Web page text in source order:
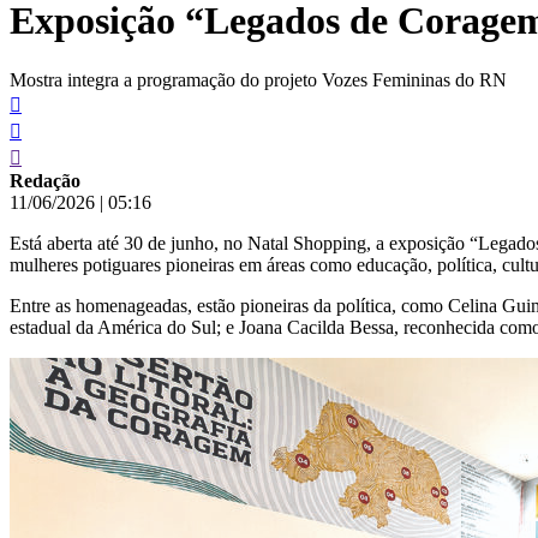
conteúdo
Exposição “Legados de
Mostra integra a programação do projeto Vozes Femininas do RN
Redação
11/06/2026 | 05:16
Está aberta até 30 de junho, no Natal Shopping, a exposição
mulheres potiguares pioneiras em áreas como educação, política,
Entre as homenageadas, estão pioneiras da política, como Celina
estadual da América do Sul; e Joana Cacilda Bessa, reconhecida